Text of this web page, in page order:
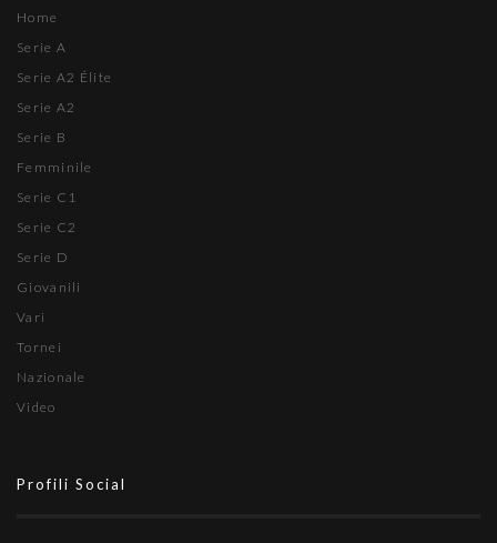
Home
Serie A
Serie A2 Élite
Serie A2
Serie B
Femminile
Serie C1
Serie C2
Serie D
Giovanili
Vari
Tornei
Nazionale
Video
Profili Social